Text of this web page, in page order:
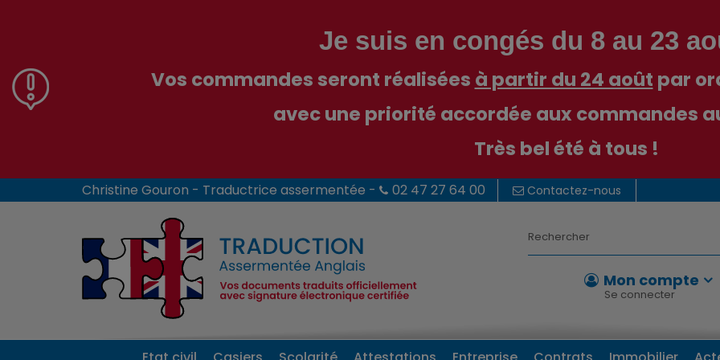
Je suis en congés du 8 au 23
Vos commandes seront réalisées à partir du 24 août par
avec une priorité accordée aux commandes
Très bel été à tous !
Contactez-nous
Christine Gouron - Traductrice assermentée - 02 47 27 64 00
Mon compte
Se connecter